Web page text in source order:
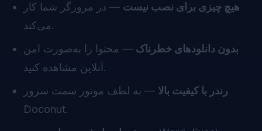
هیچ چیزی برای نصب نیست — در مرورگر شما کار
می‌کند.
بدون دانلودهای خطرناک — محتوا را به‌صورت امن
آنلاین مشاهده کنید.
رندر با کیفیت بالا — به لطف موتور سمت سرور
Doconut.